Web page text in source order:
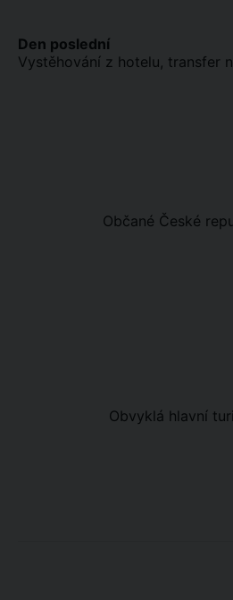
Den poslední
Vystěhování z hotelu, transfer
Občané České
Obvyklá hlavní